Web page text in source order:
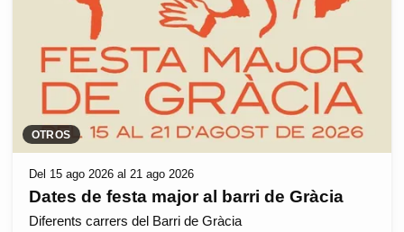
OTROS
Del 15 ago 2026 al 21 ago 2026
Dates de festa major al barri de Gràcia
Diferents carrers del Barri de Gràcia